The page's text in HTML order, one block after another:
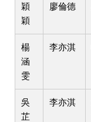
穎
穎
廖倫德
楊
涵
雯
李亦淇
吳
芷
李亦淇